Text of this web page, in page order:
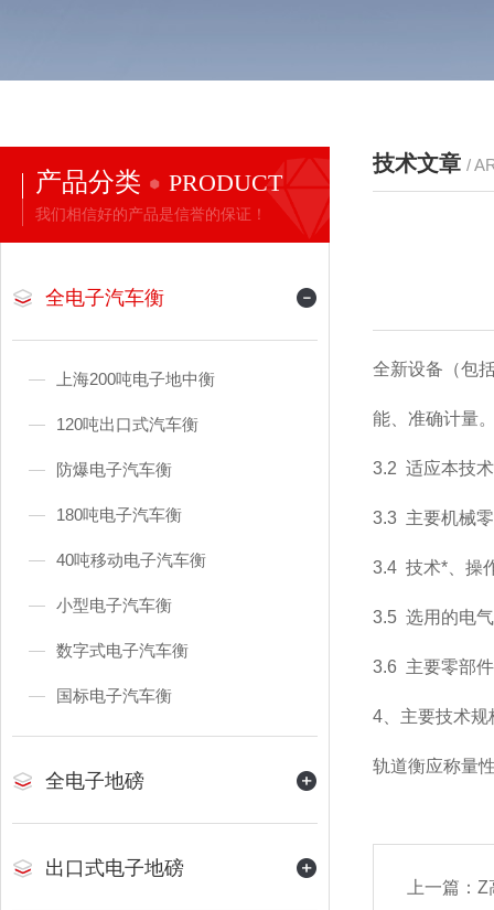
产品分类 PRODUCT
我们相信好的产品是信誉的保证！
全电子汽车衡
上海200吨电子地中衡
120吨出口式汽车衡
防爆电子汽车衡
180吨电子汽车衡
40吨移动电子汽车衡
小型电子汽车衡
数字式电子汽车衡
国标电子汽车衡
全电子地磅
出口式电子地磅
技术文章 /
全新设备（包
能、准确计量
3.2 适应本技
3.3 主要机械
3.4 技术*、操
3.5 选用的电
3.6 主要零部
4 、主要技术规
轨道衡应称量
上一篇： Z